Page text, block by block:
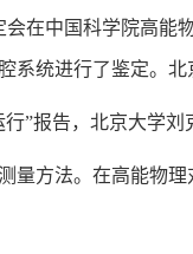
在中国科学院高
统进行了鉴定。
”报告，北京大学
方法。在高能物